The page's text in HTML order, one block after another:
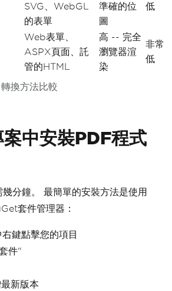
換方法比較
SVG、WebGL
的表單
準確的位
圖
低
Web表單、
ASPX頁面、託
管的HTML
高 -- 完全
瀏覽器渲
染
非常
低
中安裝PDF程式
分鐘。 最簡單的安裝方法是使用
套件管理器：
鍵點擊您的項目
件"
新版本